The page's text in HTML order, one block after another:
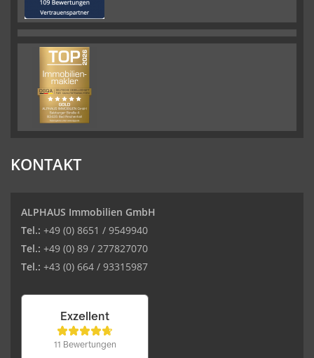
KONTAKT
ALPHAUS Immobilien GmbH
Tel.: +49 (0) 8651 / 9549940
Tel.: +49 (0) 89 / 277827070
Tel.: +43 (0) 664 / 93315987